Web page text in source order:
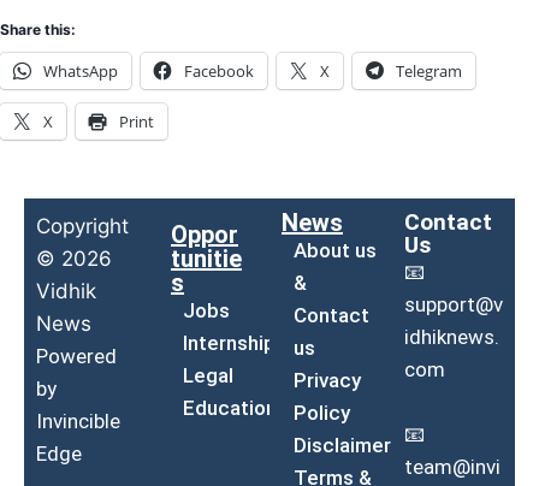
Share this:
WhatsApp Facebook X Telegram
X Print
Copyright
© 2026
Vidhik
News
Powered
by
Invincible
Edge
Oppor
tunitie
s
Jobs
Internship
Legal
Education
News
About us
&
Contact
us
Privacy
Policy
Disclaimer
Terms &
Contact
Us
📧
support@v
idhiknews.
com
📧
team@invi